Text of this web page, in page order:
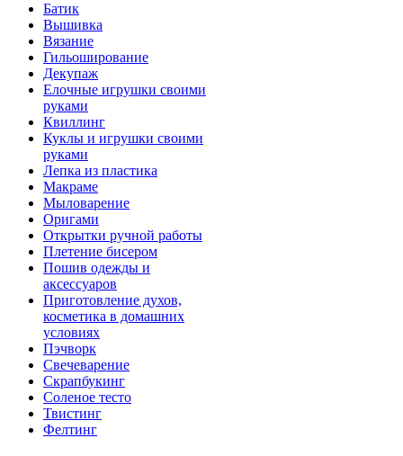
Батик
Вышивка
Вязание
Гильоширование
Декупаж
Елочные игрушки своими
руками
Квиллинг
Куклы и игрушки своими
руками
Лепка из пластика
Макраме
Мыловарение
Оригами
Открытки ручной работы
Плетение бисером
Пошив одежды и
аксессуаров
Приготовление духов,
косметика в домашних
условиях
Пэчворк
Свечеварение
Скрапбукинг
Соленое тесто
Твистинг
Фелтинг